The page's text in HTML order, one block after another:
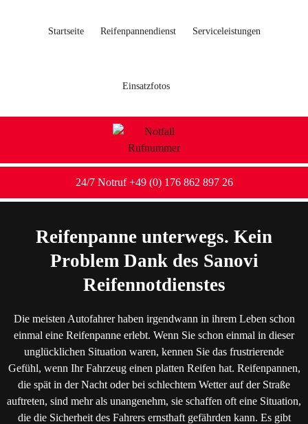
Startseite Reifenpannendienst Serviceleistungen
Einsatzfotos
24/7 Notruf +49 (0) 176 862 897 26
Reifenpanne unterwegs. Kein
Problem Dank des Sanovi
Reifennotdienstes
Die meisten Autofahrer haben irgendwann in ihrem Leben schon
einmal eine Reifenpanne erlebt. Wenn Sie schon einmal in dieser
unglücklichen Situation waren, kennen Sie das frustrierende
Gefühl, wenn Ihr Fahrzeug einen platten Reifen hat. Reifenpannen,
die spät in der Nacht oder bei schlechtem Wetter auf der Straße
auftreten, sind mehr als unangenehm, sie schaffen oft eine Situation,
die die Sicherheit des Fahrers ernsthaft gefährden kann. Es gibt